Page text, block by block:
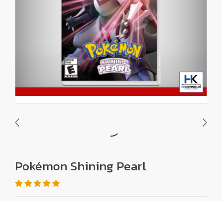
Pokémon Shining Pearl